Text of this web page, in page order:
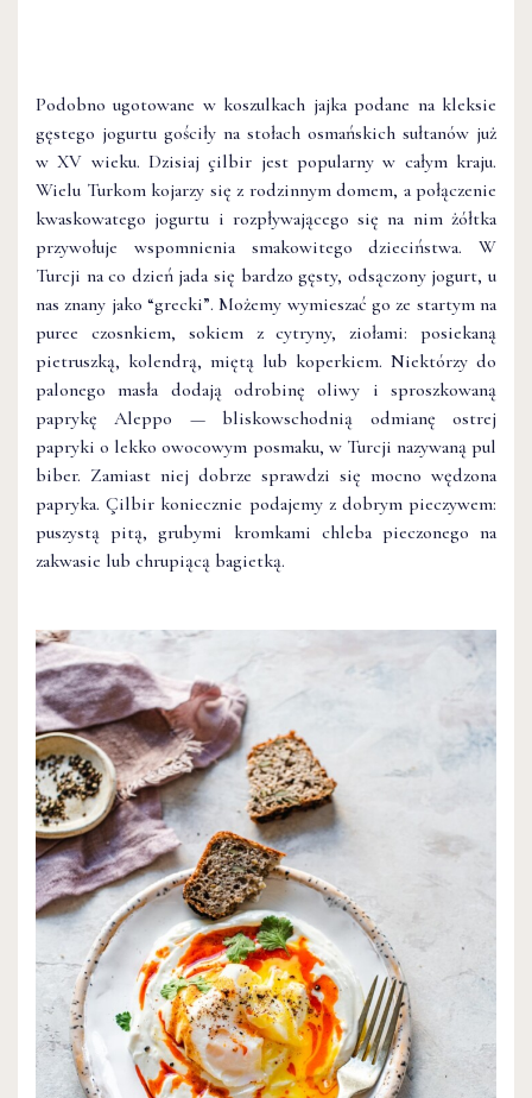
Podobno ugotowane w koszulkach jajka podane na kleksie
gęstego jogurtu gościły na stołach osmańskich sułtanów już
w XV wieku. Dzisiaj çilbir jest popularny w całym kraju.
Wielu Turkom kojarzy się z rodzinnym domem, a połączenie
kwaskowatego jogurtu i rozpływającego się na nim żółtka
przywołuje wspomnienia smakowitego dzieciństwa. W
Turcji na co dzień jada się bardzo gęsty, odsączony jogurt, u
nas znany jako “grecki”. Możemy wymieszać go ze startym na
puree czosnkiem, sokiem z cytryny, ziołami: posiekaną
pietruszką, kolendrą, miętą lub koperkiem. Niektórzy do
palonego masła dodają odrobinę oliwy i sproszkowaną
paprykę Aleppo — bliskowschodnią odmianę ostrej
papryki o lekko owocowym posmaku, w Turcji nazywaną pul
biber. Zamiast niej dobrze sprawdzi się mocno wędzona
papryka. Çilbir koniecznie podajemy z dobrym pieczywem:
puszystą pitą, grubymi kromkami chleba pieczonego na
zakwasie lub chrupiącą bagietką.